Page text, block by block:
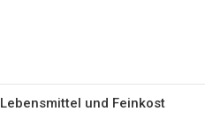
und Feinkost